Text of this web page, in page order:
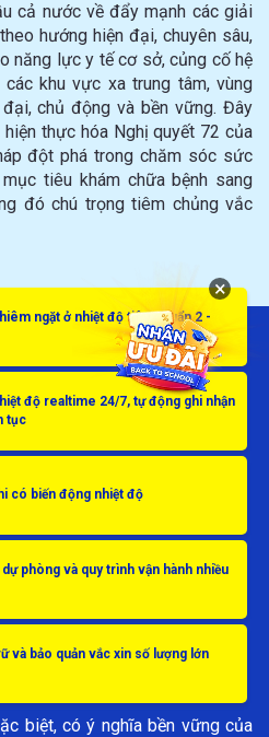
cả nước về đẩy mạnh các giải
hướng hiện đại, chuyên sâu,
năng lực y tế cơ sở, củng cố hệ
khu vực xa trung tâm, vùng
chủ động và bền vững. Đây
thực hóa Nghị quyết 72 của
đột phá trong chăm sóc sức
tiêu khám chữa bệnh sang
đó chú trọng tiêm chủng vắc
ngặt ở nhiệt độ tiêu chuẩn 2 -
độ realtime 24/7, tự động ghi nhận
tục
có biến động nhiệt độ
phòng và quy trình vận hành nhiều
và bảo quản vắc xin số lượng lớn
biệt, có ý nghĩa bền vững của
×